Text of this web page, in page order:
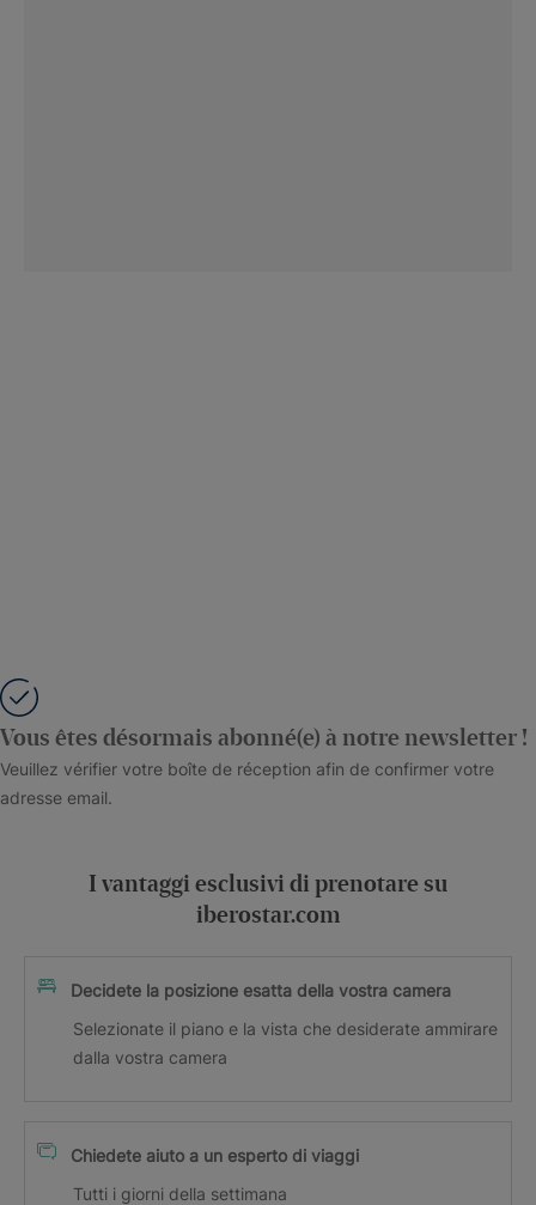
Vous êtes désormais abonné(e) à notre newsletter !
Veuillez vérifier votre boîte de réception afin de confirmer votre
adresse email.
I vantaggi esclusivi di prenotare su
iberostar.com
Decidete la posizione esatta della vostra camera
Selezionate il piano e la vista che desiderate ammirare
dalla vostra camera
Chiedete aiuto a un esperto di viaggi
Tutti i giorni della settimana